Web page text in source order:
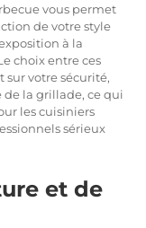
vous permet
de votre style
à la
choix entre ces
votre sécurité,
la grillade, ce qui
les cuisiniers
sérieux
et de